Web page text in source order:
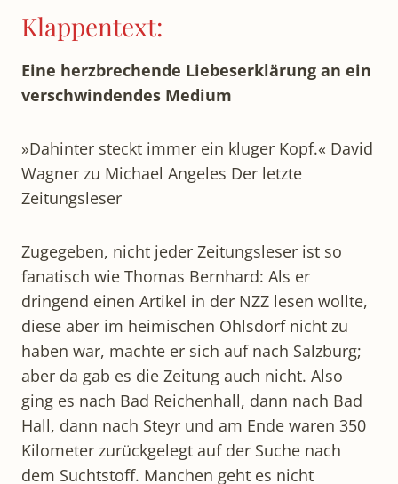
Klappentext:
Eine herzbrechende Liebeserklärung an ein
verschwindendes Medium
»Dahinter steckt immer ein kluger Kopf.« David
Wagner zu Michael Angeles Der letzte
Zeitungsleser
Zugegeben, nicht jeder Zeitungsleser ist so
fanatisch wie Thomas Bernhard: Als er
dringend einen Artikel in der NZZ lesen wollte,
diese aber im heimischen Ohlsdorf nicht zu
haben war, machte er sich auf nach Salzburg;
aber da gab es die Zeitung auch nicht. Also
ging es nach Bad Reichenhall, dann nach Bad
Hall, dann nach Steyr und am Ende waren 350
Kilometer zurückgelegt auf der Suche nach
dem Suchtstoff. Manchen geht es nicht